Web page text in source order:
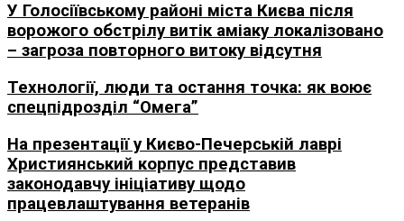
У Голосіївському районі міста Києва після
ворожого обстрілу витік аміаку локалізовано
– загроза повторного витоку відсутня
Технології, люди та остання точка: як воює
спецпідрозділ “Омега”
На презентації у Києво-Печерській лаврі
Християнський корпус представив
законодавчу ініціативу щодо
працевлаштування ветеранів